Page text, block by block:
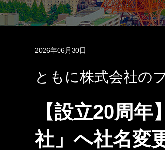
2026年06月30日
ともに株式会社の
【設立20周
社」へ社名変